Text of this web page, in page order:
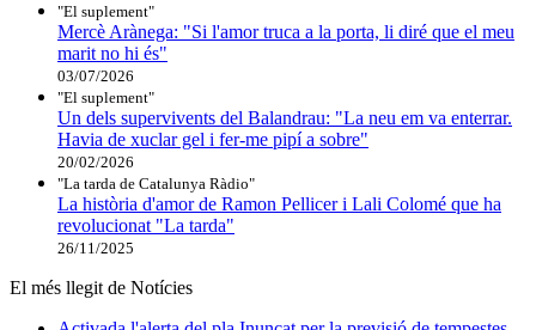
"El suplement"
Mercè Arànega: "Si l'amor truca a la porta, li diré que el meu
marit no hi és"
03/07/2026
"El suplement"
Un dels supervivents del Balandrau: "La neu em va enterrar.
Havia de xuclar gel i fer-me pipí a sobre"
20/02/2026
"La tarda de Catalunya Ràdio"
La història d'amor de Ramon Pellicer i Lali Colomé que ha
revolucionat "La tarda"
26/11/2025
El més llegit de Notícies